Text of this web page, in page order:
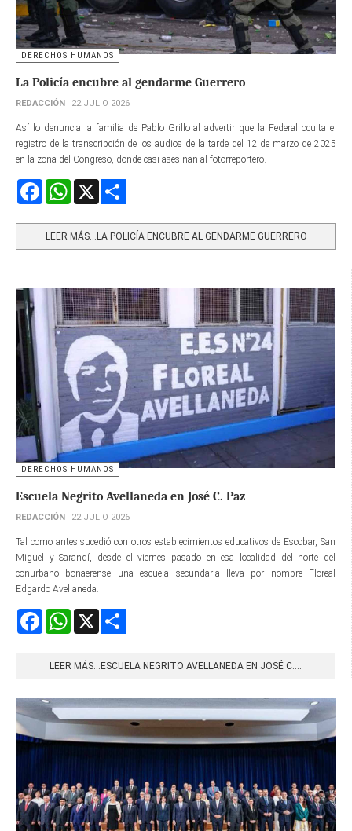
DERECHOS HUMANOS
La Policía encubre al gendarme Guerrero
REDACCIÓN 22 JULIO 2026
Así lo denuncia la familia de Pablo Grillo al advertir que la Federal oculta el
registro de la transcripción de los audios de la tarde del 12 de marzo de 2025
en la zona del Congreso, donde casi asesinan al fotorreportero.
FacebookWhatsApp
LEER MÁS…LA POLICÍA ENCUBRE AL GENDARME GUERRERO
DERECHOS HUMANOS
Escuela Negrito Avellaneda en José C. Paz
REDACCIÓN 22 JULIO 2026
Tal como antes sucedió con otros establecimientos educativos de Escobar, San
Miguel y Sarandí, desde el viernes pasado en esa localidad del norte del
conurbano bonaerense una escuela secundaria lleva por nombre Floreal
Edgardo Avellaneda.
FacebookWhatsApp
LEER MÁS…ESCUELA NEGRITO AVELLANEDA EN JOSÉ C....